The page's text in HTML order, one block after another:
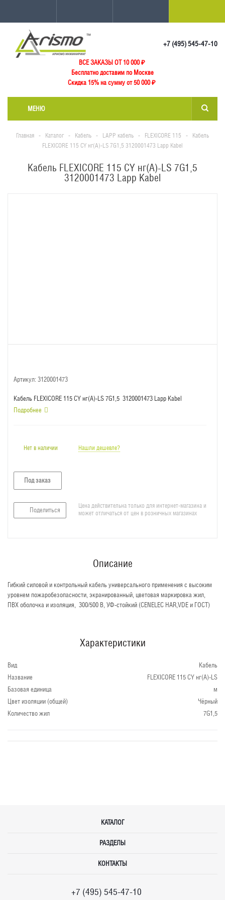
+7 (495) 545-47-10
ВСЕ ЗАКАЗЫ ОТ 10 000₽
Бесплатно доставим по Москве
Скидка 15% на сумму от 50 000 ₽
МЕНЮ
Главная - Каталог - Кабель - LAPP кабель - FLEXICORE 115 -
Кабель
FLEXICORE 115 CY нг(А)-LS 7G1,5 3120001473 Lapp Kabel
Кабель FLEXICORE 115 CY нг(А)-LS 7G1,5
3120001473 Lapp Kabel
Артикул: 3120001473
Кабель FLEXICORE 115 CY нг(А)-LS 7G1,5 3120001473 Lapp Kabel
Подробнее
Нет в наличии Нашли дешевле?
Под заказ
Поделиться
Цена действительна только для интернет-магазина и
может отличаться от цен в розничных магазинах
Описание
Гибкий силовой и контрольный кабель универсального применения с высоким
уровнем пожаробезопасности, экранированный, цветовая маркировка жил,
ПВХ оболочка и изоляция, 300/500 В, УФ-стойкий (CENELEC HAR,VDE и ГОСТ)
Характеристики
Вид
Кабель
Название
FLEXICORE 115 CY нг(А)-LS
Базовая единица
м
Цвет изоляции (общей)
Чёрный
Количество жил
7G1,5
КАТАЛОГ
РАЗДЕЛЫ
КОНТАКТЫ
+7 (495) 545-47-10